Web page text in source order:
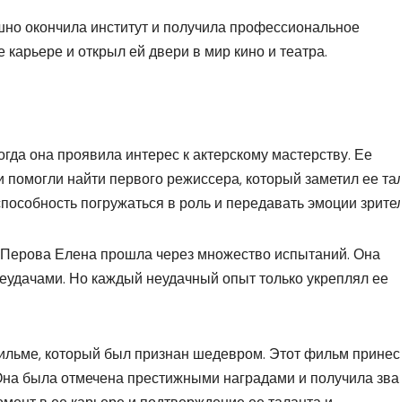
окончила институт и получила профессиональное
и открыл ей двери в мир кино и театра.
она проявила интерес к актерскому мастерству. Ее
помогли найти первого режиссера, который заметил ее
погружаться в роль и передавать эмоции
Елена прошла через множество испытаний. Она
Но каждый неудачный опыт только укреплял ее
который был признан шедевром. Этот фильм принес
была отмечена престижными наградами и получила